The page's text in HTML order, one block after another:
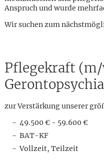
Anspruch und wurde
Wir suchen zum
Pflegekraft
zur Verstärkung unserer
49.500 € - 59.600 €
BAT-KF
Vollzeit, Teilzeit